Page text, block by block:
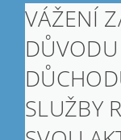
VÁŽENÍ
SLUŽBY